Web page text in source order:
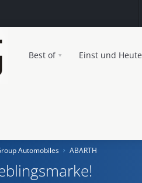
Best of Einst und Heute
Automobiles ABARTH